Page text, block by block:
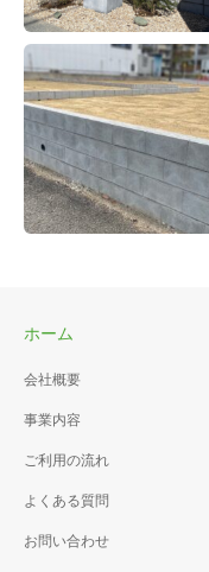
フェンス・ブロック
造成区画ブロック工事
ホーム
会社概要
事業内容
ご利用の流れ
よくある質問
お問い合わせ